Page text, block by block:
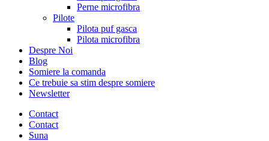
Perne microfibra
Pilote
Pilota puf gasca
Pilota microfibra
Despre Noi
Blog
Somiere la comanda
Ce trebuie sa stim despre somiere
Newsletter
Contact
Contact
Suna